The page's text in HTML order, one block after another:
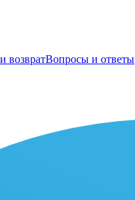
возвратВопросы и ответы